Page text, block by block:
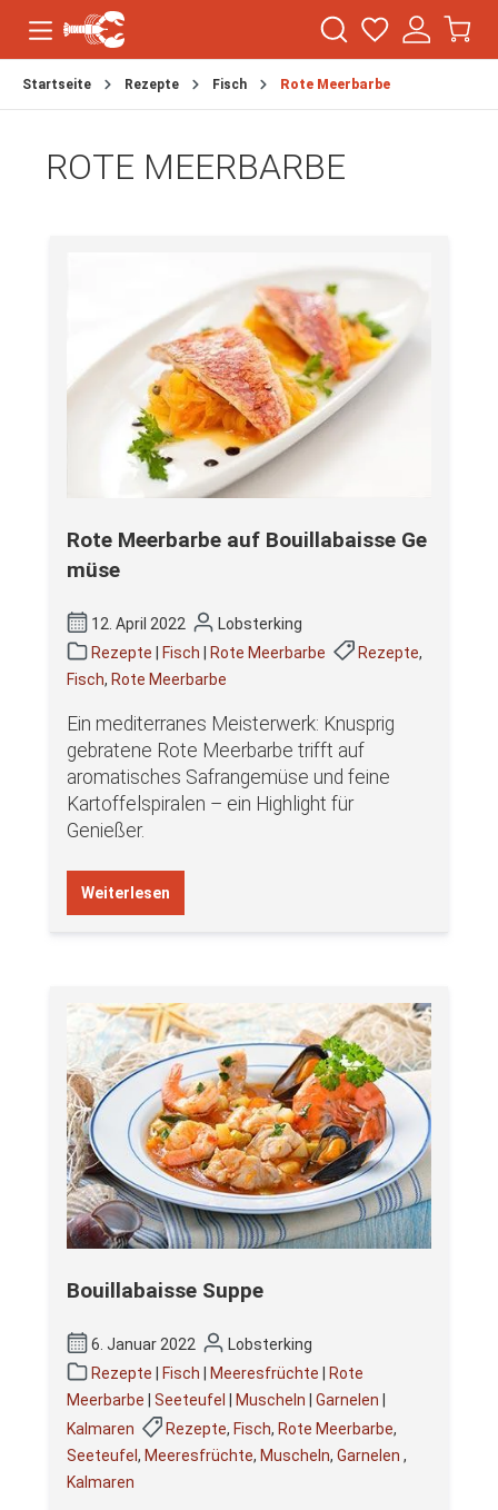
Startseite Rezepte Fisch Rote Meerbarbe
ROTE MEERBARBE
Rote Meerbarbe auf Bouillabaisse Ge
müse
12. April 2022
Lobsterking
Rezepte
Fisch Rote Meerbarbe Rezepte,
Fisch, Rote Meerbarbe
Ein mediterranes Meisterwerk: Knusprig
gebratene Rote Meerbarbe trifft auf
aromatisches Safrangemüse und feine
Kartoffelspiralen – ein Highlight für
Genießer.
Weiterlesen
Bouillabaisse Suppe
6. Januar 2022
Lobsterking
Rezepte
Fisch Meeresfrüchte
Rote
Meerbarbe
Seeteufel Muscheln Garnelen
Kalmaren
Rezepte, Fisch, Rote Meerbarbe,
Seeteufel , Meeresfrüchte, Muscheln, Garnelen ,
Kalmaren